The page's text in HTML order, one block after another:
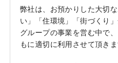
弊社は、お預かりした大切
い」「住環境」「街づくり
グループの事業を営む中で
もに適切に利用させて頂きま